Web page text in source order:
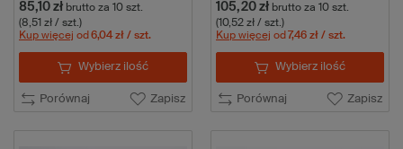
85,10 zł brutto za 10 szt.
(8,51 zł / szt.)
Kup więcej od 6,04 zł / szt.
Porównaj Zapisz
Wybierz ilość
105,20 zł brutto za 10 szt.
(10,52 zł / szt.)
Kup więcej od 7,46 zł / szt.
Porównaj Zapisz
Wybierz ilość